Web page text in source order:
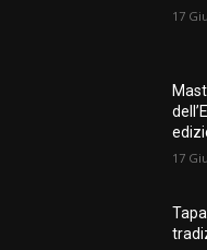
17
17